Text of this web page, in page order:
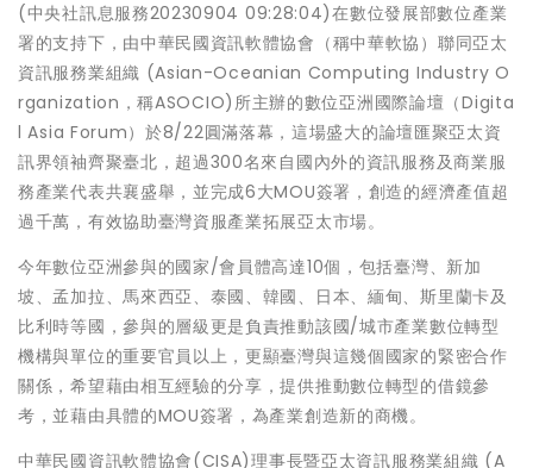
(中央社訊息服務20230904 09:28:04)在數位發展部數位產業
署的支持下，由中華民國資訊軟體協會（稱中華軟協）聯同亞太
資訊服務業組織 (Asian-Oceanian Computing Industry O
rganization，稱ASOCIO)所主辦的數位亞洲國際論壇（Digita
l Asia Forum）於8/22圓滿落幕，這場盛大的論壇匯聚亞太資
訊界領袖齊聚臺北，超過300名來自國內外的資訊服務及商業服
務產業代表共襄盛舉，並完成6大MOU簽署，創造的經濟產值超
過千萬，有效協助臺灣資服產業拓展亞太市場。
今年數位亞洲參與的國家/會員體高達10個，包括臺灣、新加
坡、孟加拉、馬來西亞、泰國、韓國、日本、緬甸、斯里蘭卡及
比利時等國，參與的層級更是負責推動該國/城市產業數位轉型
機構與單位的重要官員以上，更顯臺灣與這幾個國家的緊密合作
關係，希望藉由相互經驗的分享，提供推動數位轉型的借鏡參
考，並藉由具體的MOU簽署，為產業創造新的商機。
中華民國資訊軟體協會(CISA)理事長暨亞太資訊服務業組織 (A